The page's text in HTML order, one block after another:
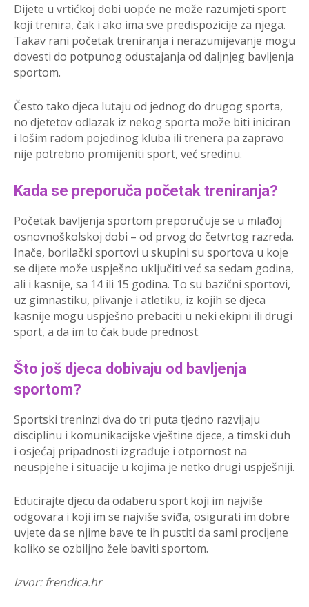
Dijete u vrtićkoj dobi uopće ne može razumjeti sport
koji trenira, čak i ako ima sve predispozicije za njega.
Takav rani početak treniranja i nerazumijevanje mogu
dovesti do potpunog odustajanja od daljnjeg bavljenja
sportom.
Često tako djeca lutaju od jednog do drugog sporta,
no djetetov odlazak iz nekog sporta može biti iniciran
i lošim radom pojedinog kluba ili trenera pa zapravo
nije potrebno promijeniti sport, već sredinu.
Kada se preporuča početak treniranja?
Početak bavljenja sportom preporučuje se u mlađoj
osnovnoškolskoj dobi – od prvog do četvrtog razreda.
Inače, borilački sportovi u skupini su sportova u koje
se dijete može uspješno uključiti već sa sedam godina,
ali i kasnije, sa 14 ili 15 godina. To su bazični sportovi,
uz gimnastiku, plivanje i atletiku, iz kojih se djeca
kasnije mogu uspješno prebaciti u neki ekipni ili drugi
sport, a da im to čak bude prednost.
Što još djeca dobivaju od bavljenja
sportom?
Sportski treninzi dva do tri puta tjedno razvijaju
disciplinu i komunikacijske vještine djece, a timski duh
i osjećaj pripadnosti izgrađuje i otpornost na
neuspjehe i situacije u kojima je netko drugi uspješniji.
Educirajte djecu da odaberu sport koji im najviše
odgovara i koji im se najviše sviđa, osigurati im dobre
uvjete da se njime bave te ih pustiti da sami procijene
koliko se ozbiljno žele baviti sportom.
Izvor: frendica.hr